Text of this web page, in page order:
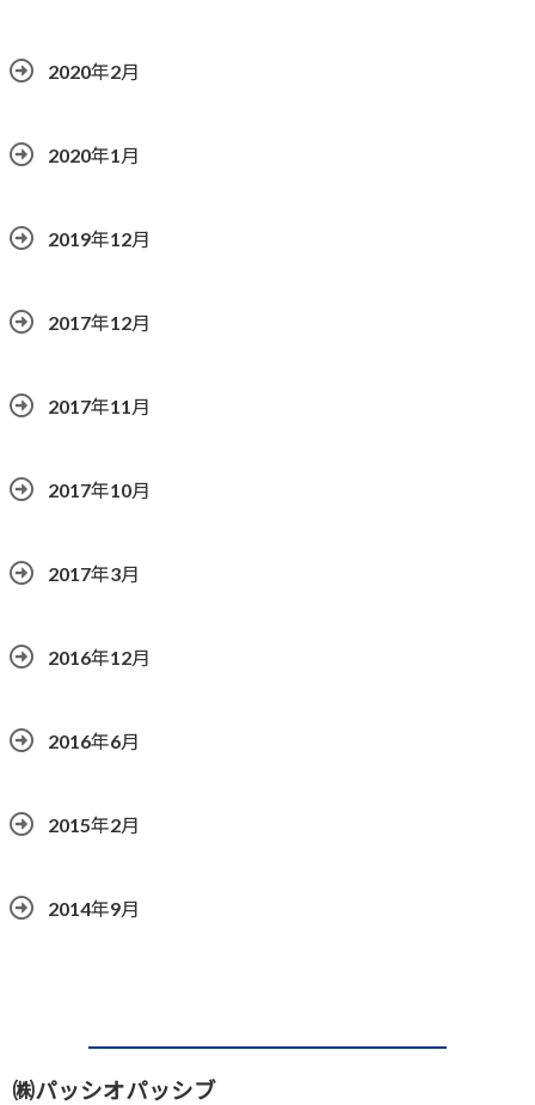
2020年2月
2020年1月
2019年12月
2017年12月
2017年11月
2017年10月
2017年3月
2016年12月
2016年6月
2015年2月
2014年9月
㈱パッシオパッシブ